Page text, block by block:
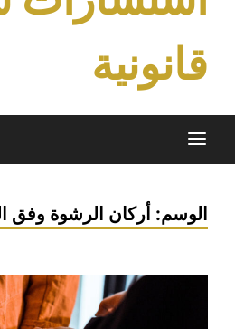
قانونية
الوسم: أركان الرشوة وفق